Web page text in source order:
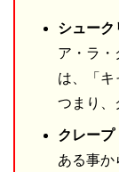
シューク
ア・ラ・
は、「キ
つまり、
クレープ
ある事か